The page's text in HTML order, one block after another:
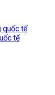
tế